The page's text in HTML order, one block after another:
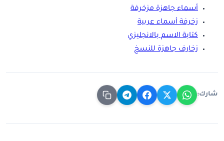
أسماء جاهزة مزخرفة
زخرفة أسماء عربية
كتابة الاسم بالانجليزي
زخارف جاهزة للنسخ
شارك: